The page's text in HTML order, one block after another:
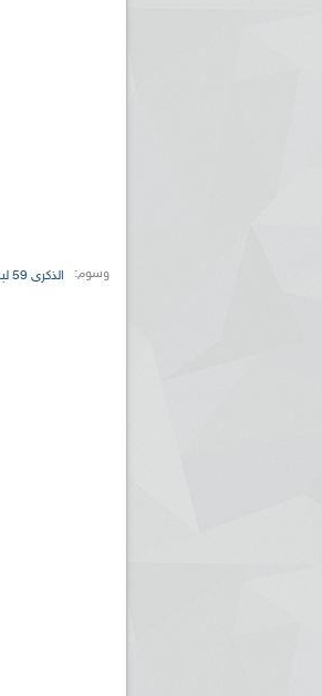
وسوم: الذكرى 59 لبسط السيادة على الإذاعة والتلفزيون